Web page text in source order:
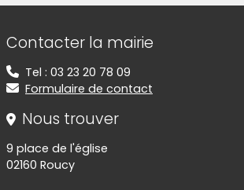
Informations de contact
Contacter la mairie
Tel : 03 23 20 78 09
Formulaire de contact
Nous trouver
9 place de l'église
02160 Roucy